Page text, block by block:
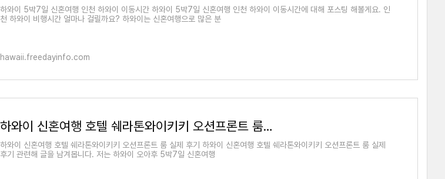
하와이 5박7일 신혼여행 인천 하와이 이동시간 하와이 5박7일 신혼여행 인천 하와이 이동시간에 대해 포스팅 해볼게요. 인
천 하와이 비행시간 얼마나 걸릴까요? 하와이는 신혼여행으로 많은 분
hawaii.freedayinfo.com
하와이 신혼여행 호텔 쉐라톤와이키키 오션프론트 룸 실제 후기
하와이 신혼여행 호텔 쉐라톤와이키키 오션프론트 룸 실제 후기 하와이 신혼여행 호텔 쉐라톤와이키키 오션프론트 룸 실제
후기 관련해 글을 남겨봅니다. 저는 하와이 오아후 5박7일 신혼여행